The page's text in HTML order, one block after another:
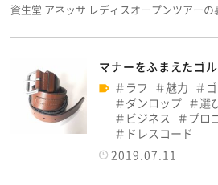
資生堂 アネッサ レディスオープンツアー
マナーをふまえたゴ
ラフ
魅力
ダンロップ
選
ビジネス
プロ
ドレスコード
2019.07.11